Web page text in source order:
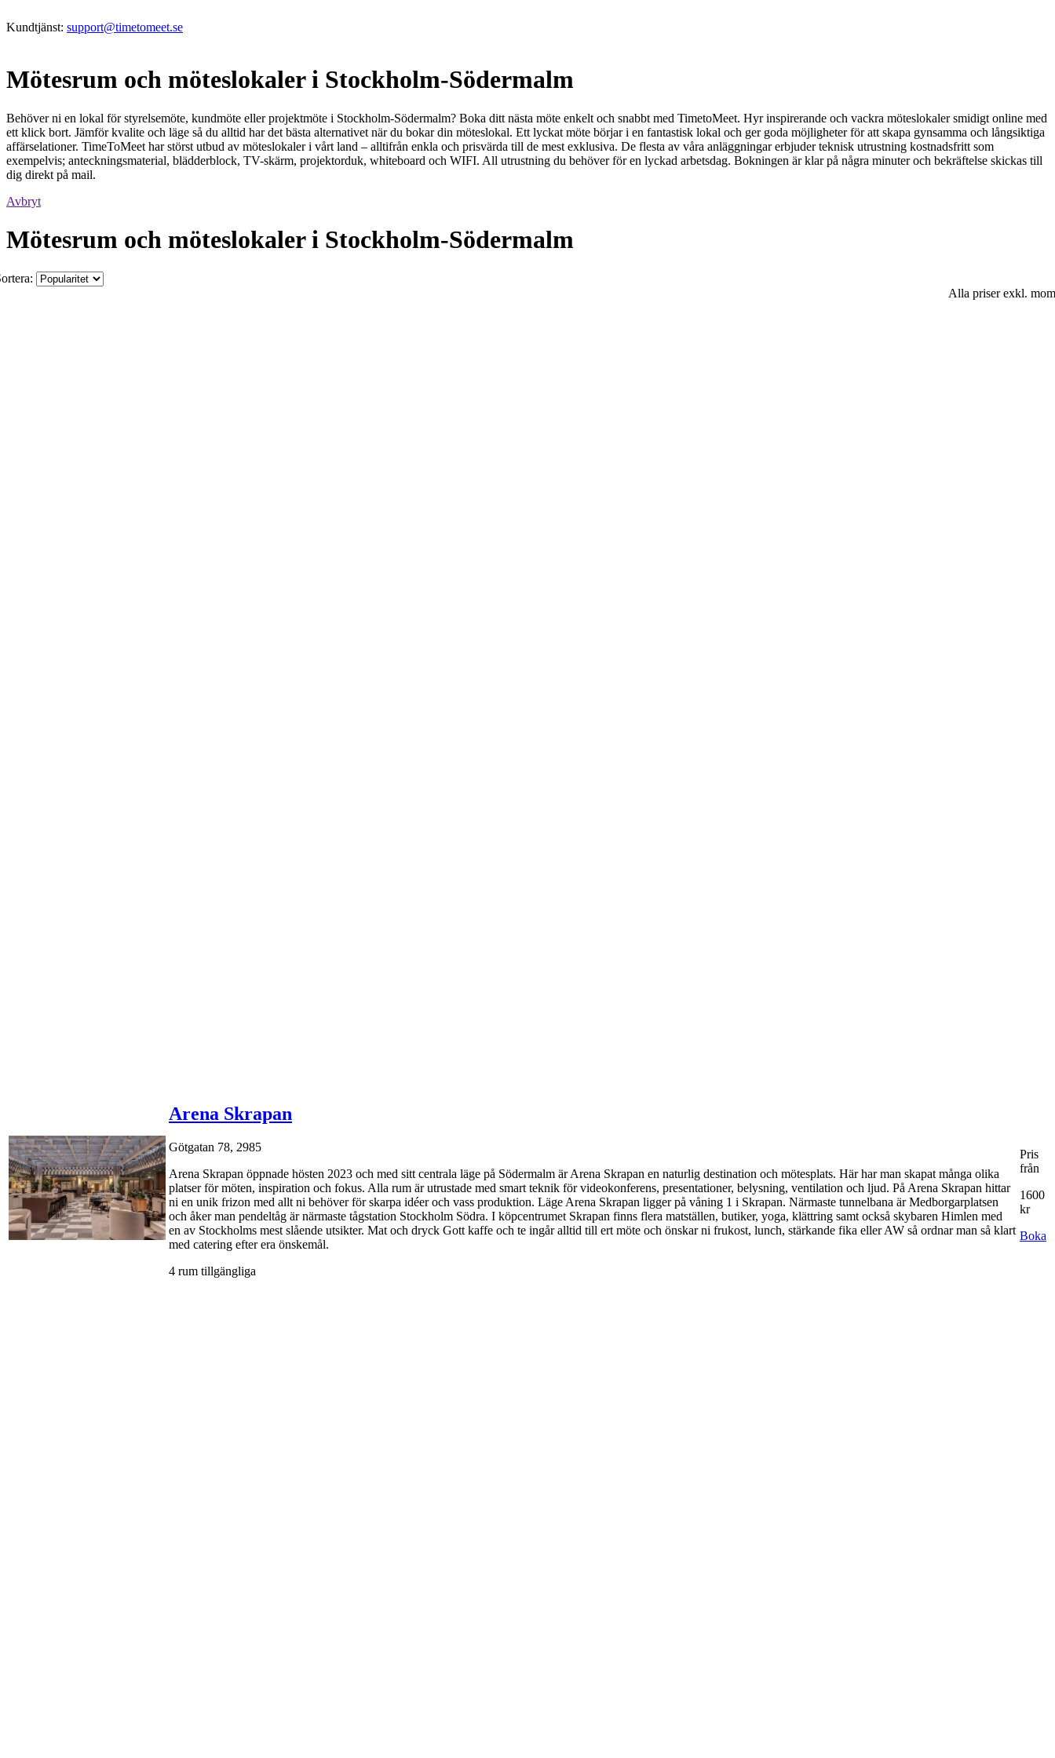
Kundtjänst: support@timetomeet.se
Mötesrum och möteslokaler i Stockholm-Södermalm
Behöver ni en lokal för styrelsemöte, kundmöte eller projektmöte i Stockholm-Södermalm? Boka ditt nästa möte enkelt och snabbt med TimetoMeet. Hyr inspirerande och vackra möteslokaler smidigt online med
ett klick bort. Jämför kvalite och läge så du alltid har det bästa alternativet när du bokar din möteslokal. Ett lyckat möte börjar i en fantastisk lokal och ger goda möjligheter för att skapa gynsamma och långsiktiga
affärselationer. TimeToMeet har störst utbud av möteslokaler i vårt land – alltifrån enkla och prisvärda till de mest exklusiva. De flesta av våra anläggningar erbjuder teknisk utrustning kostnadsfritt som
exempelvis; anteckningsmaterial, blädderblock, TV-skärm, projektorduk, whiteboard och WIFI. All utrustning du behöver för en lyckad arbetsdag. Bokningen är klar på några minuter och bekräftelse skickas till
dig direkt på mail.
Avbryt
Mötesrum och möteslokaler i Stockholm-Södermalm
Alla priser exkl.
Arena Skrapan
Götgatan 78, 2985
Arena Skrapan öppnade hösten 2023 och med sitt centrala läge på Södermalm är Arena Skrapan en naturlig destination och mötesplats. Här har man skapat många olika
platser för möten, inspiration och fokus. Alla rum är utrustade med smart teknik för videokonferens, presentationer, belysning, ventilation och ljud. På Arena Skrapan hittar
ni en unik frizon med allt ni behöver för skarpa idéer och vass produktion. Läge Arena Skrapan ligger på våning 1 i Skrapan. Närmaste tunnelbana är Medborgarplatsen
och åker man pendeltåg är närmaste tågstation Stockholm Södra. I köpcentrumet Skrapan finns flera matställen, butiker, yoga, klättring samt också skybaren Himlen med
en av Stockholms mest slående utsikter. Mat och dryck Gott kaffe och te ingår alltid till ert möte och önskar ni frukost, lunch, stärkande fika eller AW så ordnar man så klart
med catering efter era önskemål.
4 rum tillgängliga
Pris
från
1600
kr
Boka